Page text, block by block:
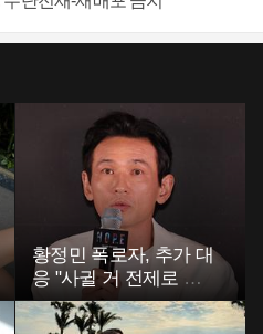
황정민 폭로자, 추가 대
응 "사귈 거 전제로 하
고…"